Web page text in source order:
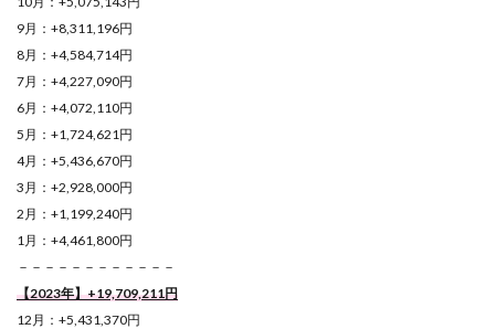
9月：+8,311,196円
8月：+4,584,714円
7月：+4,227,090円
6月：+4,072,110円
5月：+1,724,621円
4月：+5,436,670円
3月：+2,928,000円
2月：+1,199,240円
1月：+4,461,800円
－－－－－－－－－－－－
【2023年】+19,709,211円
12月：+5,431,370円